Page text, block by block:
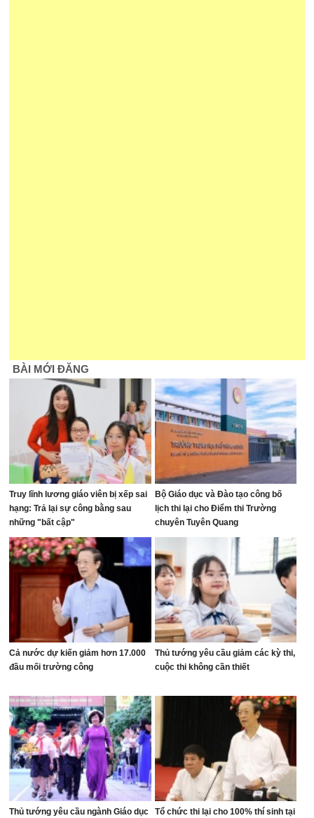
BÀI MỚI ĐĂNG
Truy lĩnh lương giáo viên bị xếp sai
hạng: Trả lại sự công bằng sau
những "bất cập"
Bộ Giáo dục và Đào tạo công bố
lịch thi lại cho Điểm thi Trường
chuyên Tuyên Quang
Cả nước dự kiến giảm hơn 17.000
đầu mối trường công
Thủ tướng yêu cầu giảm các kỳ thi,
cuộc thi không cần thiết
Thủ tướng yêu cầu ngành Giáo dục Tổ chức thi lại cho 100% thí sinh tại